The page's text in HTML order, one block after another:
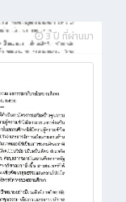
3 ปี ที่ผ่านมา